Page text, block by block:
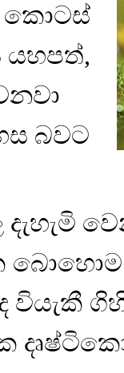
කොටස්
යහපත්,
බවට
දැහැමි
වියැකී